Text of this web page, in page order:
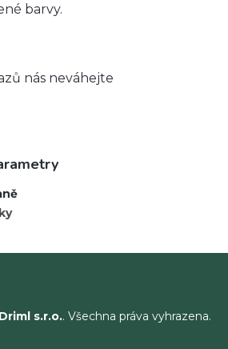
barvy.
nás neváhejte
s.r.o.. Všechna práva vyhrazena.